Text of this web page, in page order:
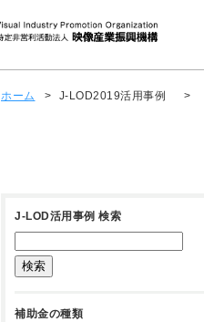
ホーム > J-LOD2019活用事例 >
J-LOD活用事例 検索
補助金の種類